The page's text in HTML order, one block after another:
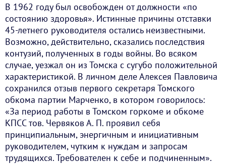
В 1962 году был освобожден от должности «по
состоянию здоровья». Истинные причины отставки
45-летнего руководителя остались неизвестными.
Возможно, действительно, сказались последствия
контузий, полученных в годы войны. Во всяком
случае, уезжал он из Томска с сугубо положительной
характеристикой. В личном деле Алексея Павловича
сохранился отзыв первого секретаря Томского
обкома партии Марченко, в котором говорилось:
«За период работы в Томском горкоме и обкоме
КПСС тов. Червяков А. П. проявил себя
принципиальным, энергичным и инициативным
руководителем, чутким к нуждам и запросам
трудящихся. Требователен к себе и подчиненным».